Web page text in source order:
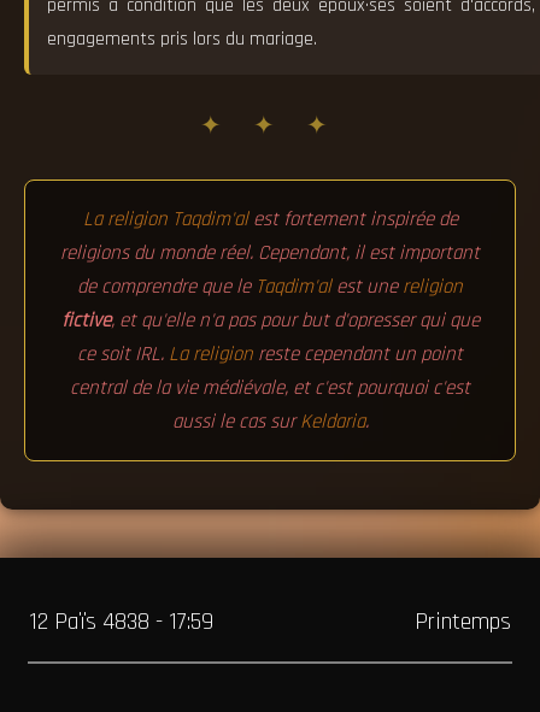
permis à condition que les deux époux·ses soient
engagements pris lors du mariage.
✦ ✦ ✦
La religion Taqdim'alest fortement inspirée de
religions du monde réel. Cependant, il est important
de comprendre que le Taqdim'alest unereligion
fictive, et qu'elle n'a pas pour but d'opresser qui que
ce soit IRL. La religion reste cependant un point
central de la vie médiévale, et c'est pourquoi c'est
aussi le cas surKeldaria.
12 Païs 4838 - 17:59 Printemps